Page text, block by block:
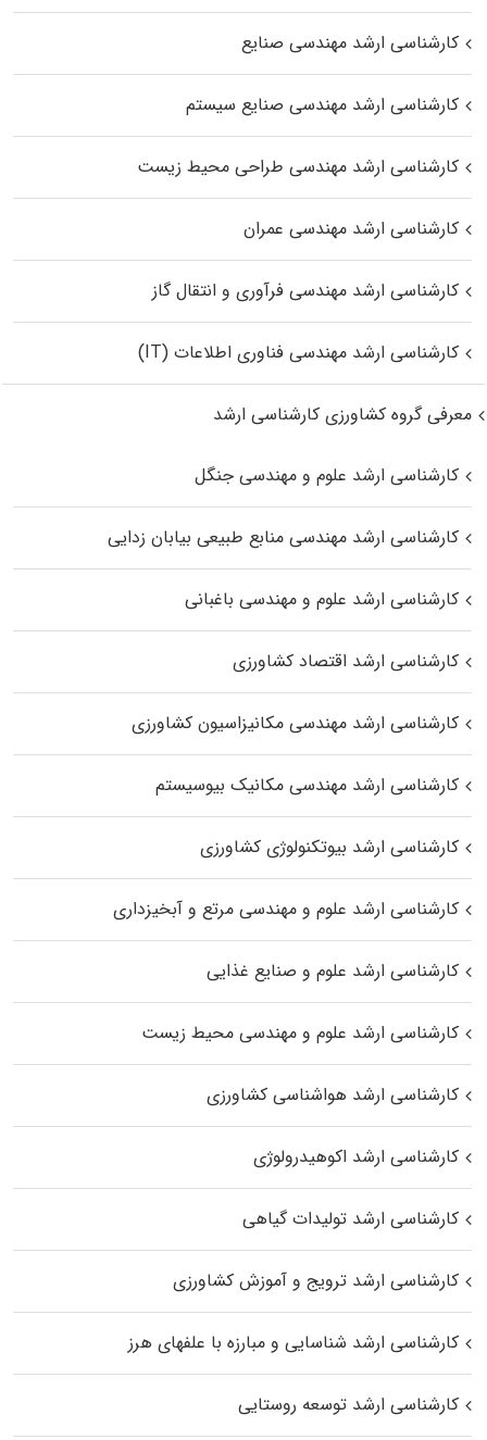
کارشناسی ارشد مهندسی صنایع
کارشناسی ارشد مهندسی صنایع سیستم
کارشناسی ارشد مهندسی طراحی محیط زیست
کارشناسی ارشد مهندسی عمران
کارشناسی ارشد مهندسی فرآوری و انتقال گاز
کارشناسی ارشد مهندسی فناوری اطلاعات (IT)
معرفی گروه کشاورزی کارشناسی ارشد
کارشناسی ارشد علوم و مهندسی جنگل
کارشناسی ارشد مهندسی منابع طبیعی بیابان زدایی
کارشناسی ارشد علوم و مهندسی باغبانی
کارشناسی ارشد اقتصاد کشاورزی
کارشناسی ارشد مهندسی مکانیزاسیون کشاورزی
کارشناسی ارشد مهندسی مکانیک بیوسیستم
کارشناسی ارشد بیوتکنولوژی کشاورزی
کارشناسی ارشد علوم و مهندسی مرتع و آبخیزداری
کارشناسی ارشد علوم و صنایع غذایی
کارشناسی ارشد علوم و مهندسی محیط زیست
کارشناسی ارشد هواشناسی کشاورزی
کارشناسی ارشد اکوهیدرولوژی
کارشناسی ارشد تولیدات گیاهی
کارشناسی ارشد ترویج و آموزش کشاورزی
کارشناسی ارشد شناسایی و مبارزه با علفهای هرز
کارشناسی ارشد توسعه روستایی